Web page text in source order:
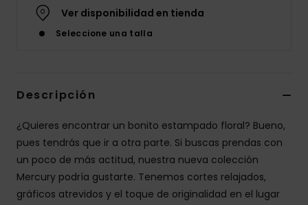
Ver disponibilidad en tienda
Seleccione una talla
Descripción
¿Quieres encontrar un bonito estampado floral? Bueno,
pues tendrás que ir a otra parte. Si buscas prendas con
un poco de más actitud, nuestra nueva colección
Mercury podría gustarte. Tenemos cortes relajados,
gráficos atrevidos y el toque de originalidad en el lugar